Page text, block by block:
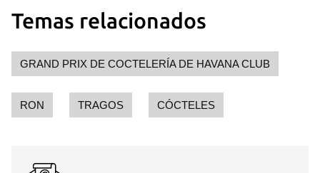
Temas relacionados
GRAND PRIX DE COCTELERÍA DE HAVANA CLUB
RON TRAGOS CÓCTELES